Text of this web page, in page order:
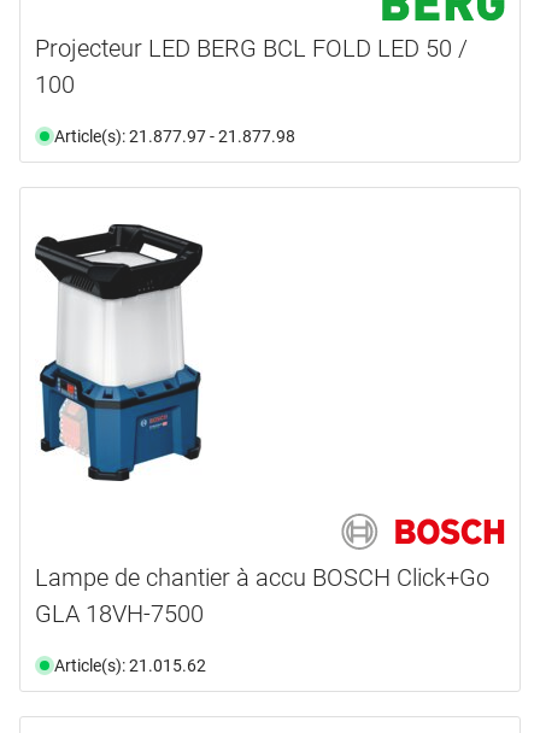
Projecteur LED BERG BCL FOLD LED 50 /
100
Article(s): 21.877.97 - 21.877.98
Lampe de chantier à accu BOSCH Click+Go
GLA 18VH-7500
Article(s): 21.015.62